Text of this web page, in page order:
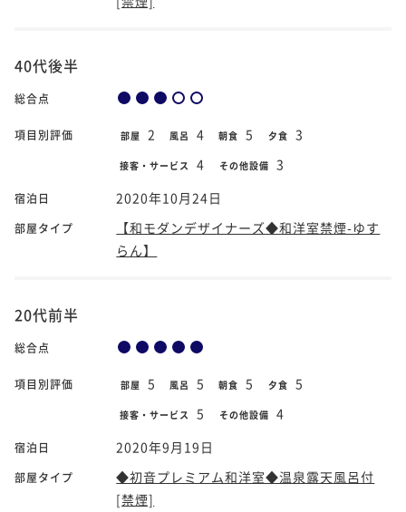
40代後半
総合点
項目別評価 部屋 2 風呂 4 朝食 5 夕食 3
接客・サービス 4 その他設備 3
宿泊日 2020年10月24日
部屋タイプ
【和モダンデザイナーズ◆和洋室禁煙-ゆす
らん】
20代前半
総合点
項目別評価 部屋 5 風呂 5 朝食 5 夕食 5
接客・サービス 5 その他設備 4
宿泊日 2020年9月19日
部屋タイプ
◆初音プレミアム和洋室◆温泉露天風呂付
[禁煙]